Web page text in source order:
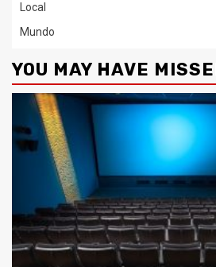
Local
Mundo
YOU MAY HAVE